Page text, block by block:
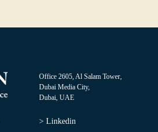
Office 2605, Al Salam Tower,
Dubai Media City,
Dubai, UAE
> Linkedin